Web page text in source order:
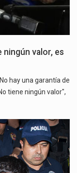
ningún valor, es
hay una garantía de
tiene ningún valor",